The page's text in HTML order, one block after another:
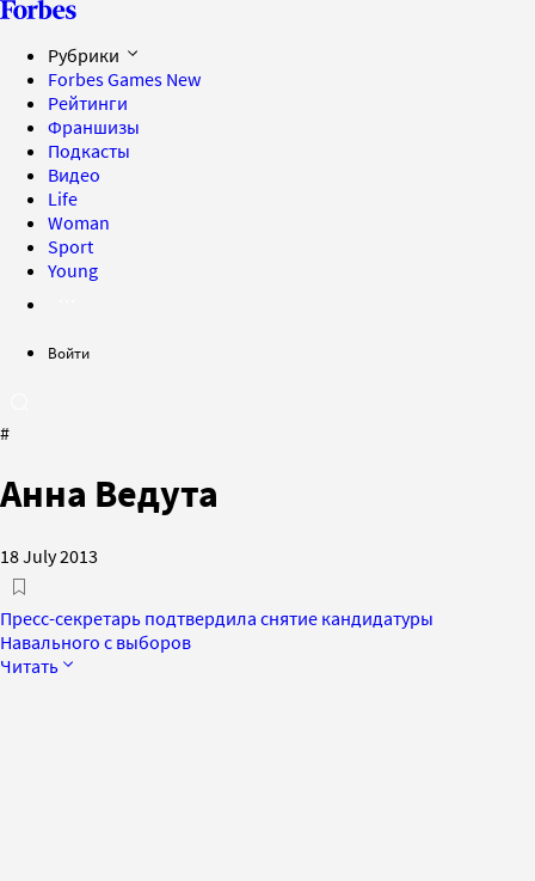
Рубрики
Forbes Games New
Рейтинги
Франшизы
Подкасты
Видео
Life
Woman
Sport
Young
Войти
#
Анна Ведута
18 July 2013
Пресс-секретарь подтвердила снятие кандидатуры
Навального с выборов
Читать